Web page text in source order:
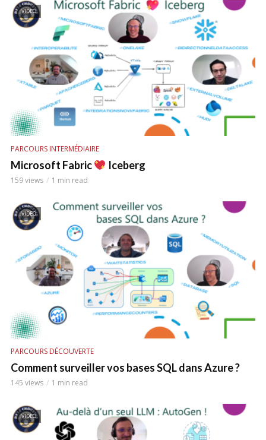
VIDEO
PARCOURS INTERMÉDIAIRE
Microsoft Fabric Iceberg
159 views 1 min read
VIDEO
PARCOURS DÉCOUVERTE
Comment surveiller vos bases SQL dans Azure ?
145 views 1 min read
VIDEO